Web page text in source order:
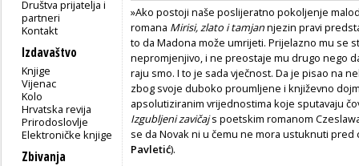
Društva prijatelja i
partneri
Kontakt
Izdavaštvo
Knjige
Vijenac
Kolo
Hrvatska revija
Prirodoslovlje
Elektroničke knjige
Zbivanja
»Ako postoji naše poslijeratno pokoljenje
romana Mirisi, zlato i tamjannjezin pravi
to da Madona može umrijeti. Prijelazno mu se
nepromjenjivo, i ne preostaje mu drugo nego
raju smo. I to je sada vječnost. Da je pisao na
zbog svoje duboko proumljene i književno
apsolutiziranim vrijednostima koje sputavaju
Izgubljeni zavičajs poetskim romanom
se da Novak ni u čemu ne mora ustuknuti
Pavletić).